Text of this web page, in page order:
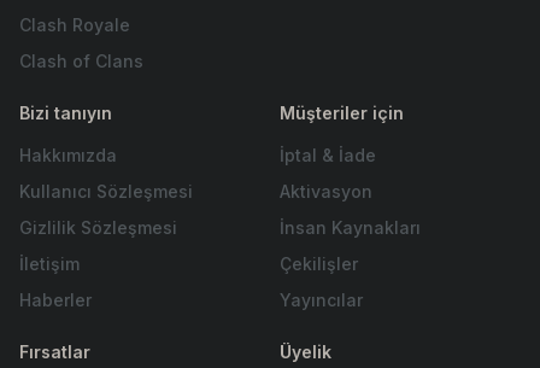
Clash Royale
Clash of Clans
Bizi tanıyın
Hakkımızda
Kullanıcı Sözleşmesi
Gizlilik Sözleşmesi
İletişim
Haberler
Müşteriler için
İptal & İade
Aktivasyon
İnsan Kaynakları
Çekilişler
Yayıncılar
Fırsatlar Üyelik